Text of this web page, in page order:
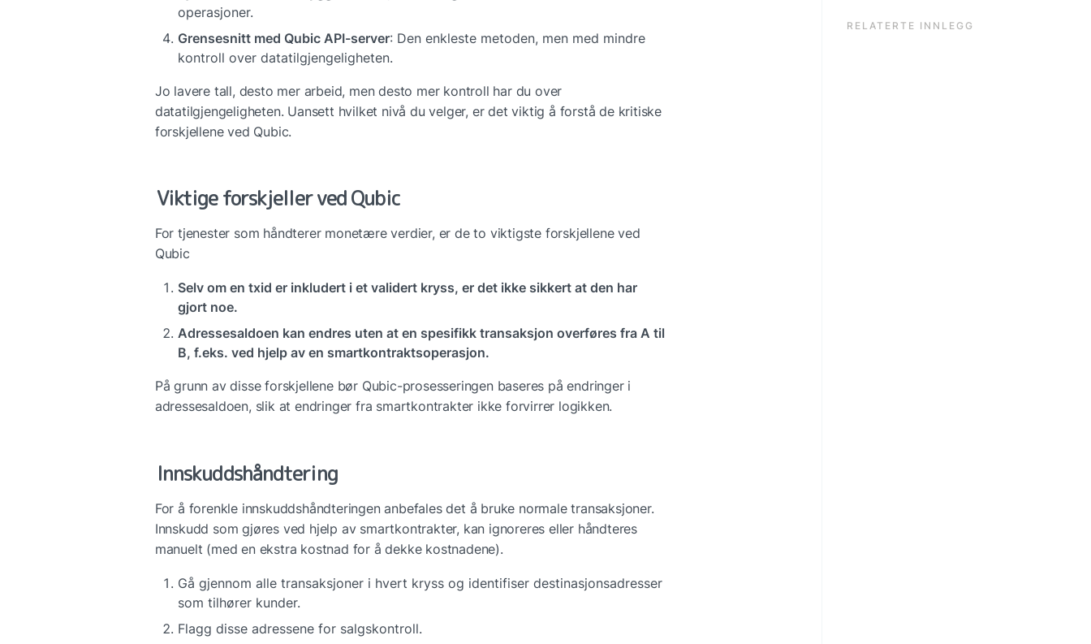
operasjoner.
Grensesnitt med Qubic API-server: Den enkleste metoden, men med mindre
kontroll over datatilgjengeligheten.
Jo lavere tall, desto mer arbeid, men desto mer kontroll har du over
datatilgjengeligheten. Uansett hvilket nivå du velger, er det viktig å forstå de kritiske
forskjellene ved Qubic.
Viktige forskjeller ved Qubic
For tjenester som håndterer monetære verdier, er de to viktigste forskjellene ved
Qubic
Selv om en txid er inkludert i et validert kryss, er det ikke sikkert at den har
gjort noe.
Adressesaldoen kan endres uten at en spesifikk transaksjon overføres fra A til
B, f.eks. ved hjelp av en smartkontraktsoperasjon.
På grunn av disse forskjellene bør Qubic-prosesseringen baseres på endringer i
adressesaldoen, slik at endringer fra smartkontrakter ikke forvirrer logikken.
Innskuddshåndtering
For å forenkle innskuddshåndteringen anbefales det å bruke normale transaksjoner.
Innskudd som gjøres ved hjelp av smartkontrakter, kan ignoreres eller håndteres
manuelt (med en ekstra kostnad for å dekke kostnadene).
Gå gjennom alle transaksjoner i hvert kryss og identifiser destinasjonsadresser
som tilhører kunder.
Flagg disse adressene for salgskontroll.
RELATERTE INNLEGG